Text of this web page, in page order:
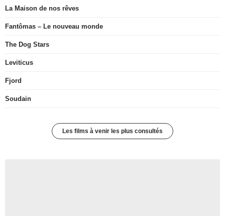
La Maison de nos rêves
Fantômas – Le nouveau monde
The Dog Stars
Leviticus
Fjord
Soudain
Les films à venir les plus consultés